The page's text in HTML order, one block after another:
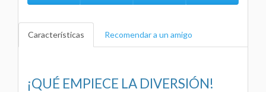
Características Recomendar a un amigo
¡QUÉ EMPIECE LA DIVERSIÓN!